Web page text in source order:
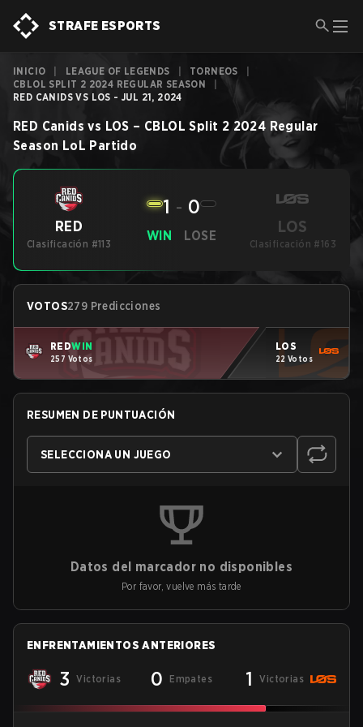
STRAFE ESPORTS
INICIO LEAGUE OF LEGENDS TORNEOS
CBLOL SPLIT 2 2024 REGULAR SEASON
RED CANIDS VS LOS - JUL 21, 2024
RED Canids vs LOS – CBLOL Split 2 2024 Regular
Season LoL Partido
RED
Clasificación #113
WIN
1 - 0
LOSE LOS
Clasificación #163
VOTOS279 Predicciones
REDWIN
257 Votos
LOS
22 Votos
RESUMEN DE PUNTUACIÓN
SELECCIONA UN JUEGO
Datos del marcador no disponibles
Por favor, vuelve más tarde
ENFRENTAMIENTOS ANTERIORES
3 Victorias 0 Empates 1 Victorias